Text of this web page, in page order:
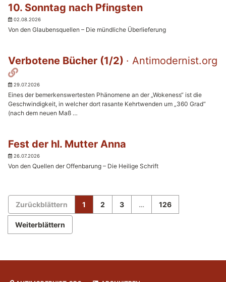
10. Sonntag nach Pfingsten
02.08.2026
Von den Glaubensquellen – Die mündliche Überlieferung
Verbotene Bücher (1/2) · Antimodernist.org
Permalink
29.07.2026
Eines der bemerkenswertesten Phänomene an der „Wokeness“ ist die
Geschwindigkeit, in welcher dort rasante Kehrtwenden um „360 Grad“
(nach dem neuen Maß …
Fest der hl. Mutter Anna
26.07.2026
Von den Quellen der Offenbarung – Die Heilige Schrift
Zurückblättern 1 2 3 … 126
Weiterblättern